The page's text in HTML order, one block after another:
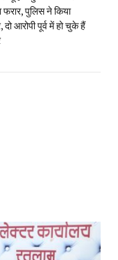
फरार, पुलिस ने किया
दो आरोपी पूर्व में हो चुके हैं